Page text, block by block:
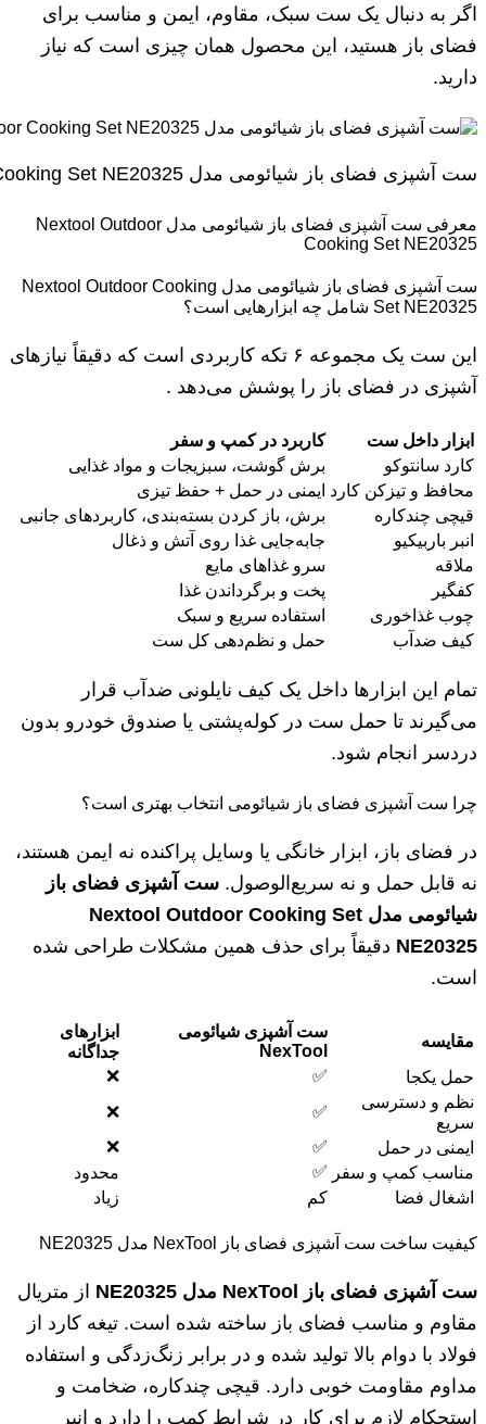
اگر به دنبال یک ست سبک، مقاوم، ایمن و مناسب برای
فضای باز هستید، این محصول همان چیزی است که نیاز
دارید.
ست آشپزی فضای باز شیائومی مدل Nextool Outdoor Cooking Set NE20325
معرفی ست آشپزی فضای باز شیائومی مدل Nextool Outdoor
Cooking Set NE20325
ست آشپزی فضای باز شیائومی مدل Nextool Outdoor Cooking
Set NE20325 شامل چه ابزارهایی است؟
این ست یک مجموعه ۶ تکه کاربردی است که دقیقاً نیازهای
آشپزی در فضای باز را پوشش می‌دهد .
ابزار داخل ست
کاربرد در کمپ و سفر
کارد سانتوکو
برش گوشت، سبزیجات و مواد غذایی
محافظ و تیزکن کارد ایمنی در حمل + حفظ تیزی
قیچی چندکاره
برش، باز کردن بسته‌بندی، کاربردهای جانبی
انبر باربیکیو
جابه‌جایی غذا روی آتش و ذغال
ملاقه
سرو غذاهای مایع
کفگیر
پخت و برگرداندن غذا
چوب غذاخوری
استفاده سریع و سبک
کیف ضدآب
حمل و نظم‌دهی کل ست
تمام این ابزارها داخل یک کیف نایلونی ضدآب قرار
می‌گیرند تا حمل ست در کوله‌پشتی یا صندوق خودرو بدون
دردسر انجام شود.
چرا ست آشپزی فضای باز شیائومی انتخاب بهتری است؟
در فضای باز، ابزار خانگی یا وسایل پراکنده نه ایمن هستند،
نه قابل حمل و نه سریع‌الوصول. ست آشپزی فضای باز
شیائومی مدل Nextool Outdoor Cooking Set
NE20325 دقیقاً برای حذف همین مشکلات طراحی شده
است.
مقایسه
ست آشپزی شیائومی
NexTool
ابزارهای
جداگانه
حمل یکجا
✅
❌
نظم و دسترسی
سریع
✅
❌
ایمنی در حمل
✅
❌
مناسب کمپ و سفر ✅
محدود
اشغال فضا
کم زیاد
کیفیت ساخت ست آشپزی فضای باز NexTool مدل NE20325
ست آشپزی فضای باز NexTool مدل NE20325 از متریال
مقاوم و مناسب فضای باز ساخته شده است. تیغه کارد از
فولاد با دوام بالا تولید شده و در برابر زنگ‌زدگی و استفاده
مداوم مقاومت خوبی دارد. قیچی چندکاره، ضخامت و
استحکام لازم برای کار در شرایط کمپ را دارد و انبر